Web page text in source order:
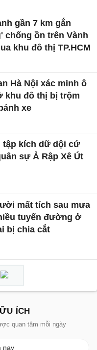
gần 7 km gắn
chống ồn trên Vành
khu đô thị TP.HCM
Hà Nội xác minh ô
khu đô thị bị trộm
xe
tập kích dữ dội cứ
sự Ả Rập Xê Út
mất tích sau mưa
tuyến đường ở
bị chia cắt
ÍCH
quan tâm mỗi ngày
nay